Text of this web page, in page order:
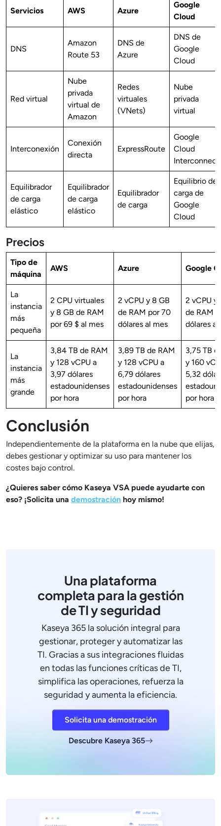
Servicios AWS Azure
Google
Cloud
DNS
Amazon
Route 53
DNS de
Azure
DNS de
Google
Cloud
Red virtual
Nube
privada
virtual de
Amazon
Redes
virtuales
(VNets)
Nube
privada
virtual
Interconexión
Conexión
directa
ExpressRoute
Google
Cloud
Interconnect
Equilibrador
de carga
elástico
Equilibrador
de carga
elástico
Equilibrador
de carga
Equilibrio de
carga de
Google
Cloud
Precios
Tipo de
máquina
AWS Azure Google
La
instancia
más
pequeña
2 CPU virtuales
y 8 GB de RAM
por 69 $ al mes
2 vCPU y 8 GB
de RAM por 70
dólares al mes
2 vCPU y
de RAM
dólares al
La
instancia
más
grande
3,84 TB de RAM
y 128 vCPU a
3,97 dólares
estadounidenses
por hora
3,89 TB de RAM
y 128 vCPU a
6,79 dólares
estadounidenses
por hora
3,75 TB
y 160
5,32
por hora
Conclusión
Independientemente de la plataforma en la nube que elijas,
debes gestionar y optimizar su uso para mantener los
costes bajo control.
¿Quieres saber cómo Kaseya VSA puede ayudarte con
eso? ¡Solicita una demostración hoy mismo!
Una plataforma
completa para la gestión
de TI y seguridad
Kaseya 365 la solución integral para
gestionar, proteger y automatizar las
TI. Gracias a sus integraciones fluidas
en todas las funciones críticas de TI,
simplifica las operaciones, refuerza la
seguridad y aumenta la eficiencia.
Solicita una demostración
Descubre Kaseya 365